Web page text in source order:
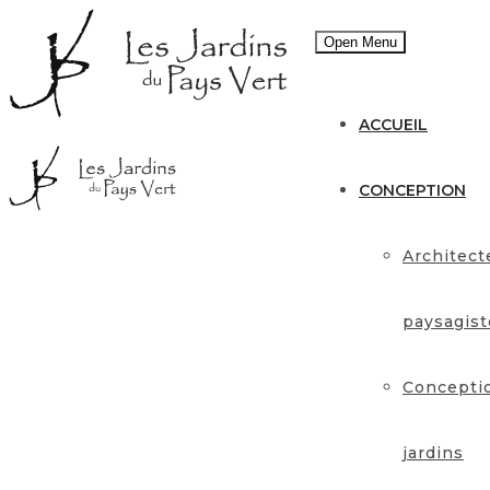
Open Menu
ACCUEIL
CONCEPTION
jardins